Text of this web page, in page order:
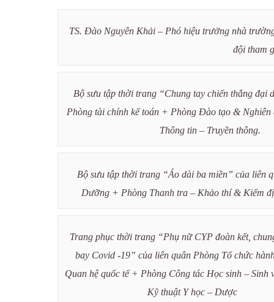
TS. Đào Nguyên Khải – Phó hiệu trưởng nhà
đội tham
Bộ sưu tập thời trang “Chung tay chiến thắng đại
Phòng tài chính kế toán + Phòng Đào tạo &
Thông tin – Truyền thông.
Bộ sưu tập thời trang “Áo dài ba miền” của liên
Dưỡng + Phòng Thanh tra – Khảo thí & Kiểm
Trang phục thời trang “Phụ nữ CYP đoàn kết,
bay Covid -19” của liên quân Phòng Tổ chức
Quan hệ quốc tế + Phòng Công tác Học sinh – Sinh
Kỹ thuật Y học – Dược